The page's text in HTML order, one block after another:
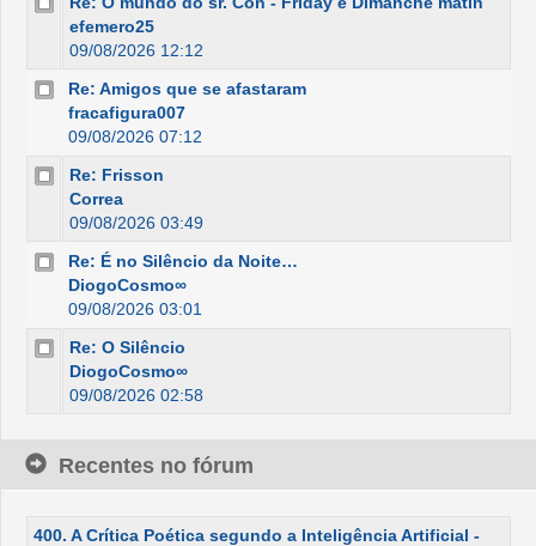
efemero25
09/08/2026 12:12
Re: Amigos que se afastaram
fracafigura007
09/08/2026 07:12
Re: Frisson
Correa
09/08/2026 03:49
Re: É no Silêncio da Noite…
DiogoCosmo∞
09/08/2026 03:01
Re: O Silêncio
DiogoCosmo∞
09/08/2026 02:58
Recentes no fórum
400. A Crítica Poética segundo a Inteligência Artificial -